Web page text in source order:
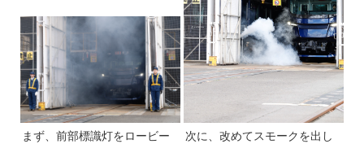
まず、前部標識灯をロービー
次に、改めてスモークを出し